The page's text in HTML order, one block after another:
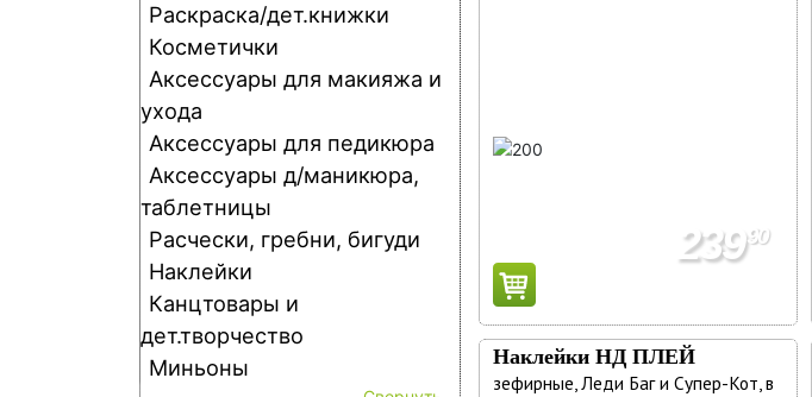
Раскраска/дет.книжки
Косметички
Аксессуары для макияжа и
ухода
Аксессуары для педикюра
Аксессуары д/маникюра,
таблетницы
Расчески, гребни, бигуди
Наклейки
Канцтовары и
дет.творчество
Миньоны
23990
Наклейки НД ПЛЕЙ
зефирные, Леди Баг и Супер-Кот, в